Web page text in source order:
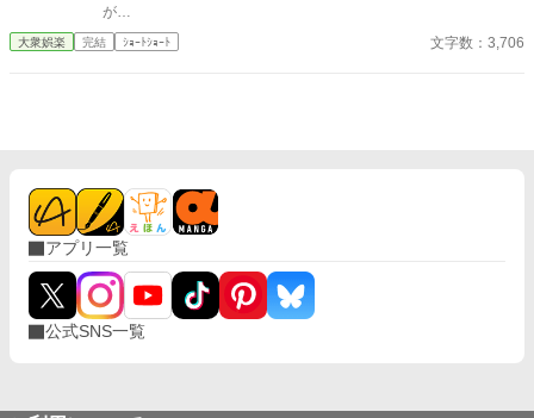
が…
大衆娯楽 完結 ｼｮｰﾄｼｮｰﾄ 文字数：3,706
アプリ一覧
公式SNS一覧